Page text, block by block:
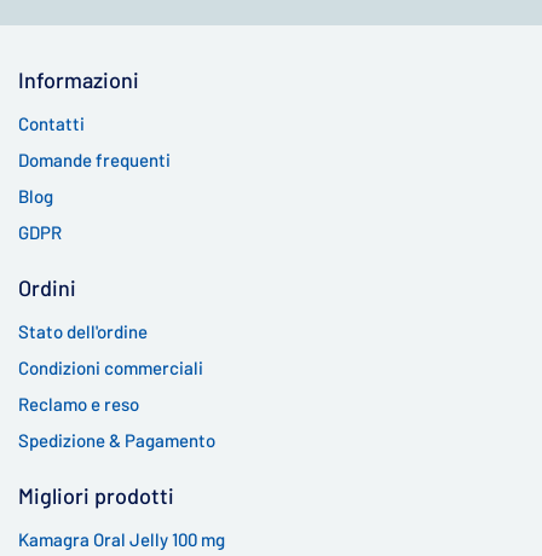
Informazioni
Contatti
Domande frequenti
Blog
GDPR
Ordini
Stato dell'ordine
Condizioni commerciali
Reclamo e reso
Spedizione & Pagamento
Migliori prodotti
Kamagra Oral Jelly 100 mg